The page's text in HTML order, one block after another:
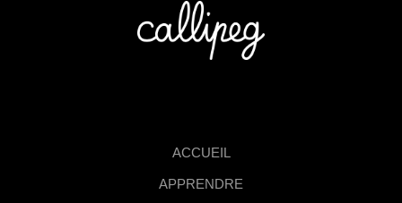
ACCUEIL
APPRENDRE